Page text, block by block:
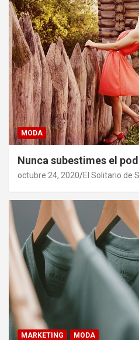
MODA
Nunca subestimes el
octubre 24, 2020 El Solitario de
MARKETING MODA